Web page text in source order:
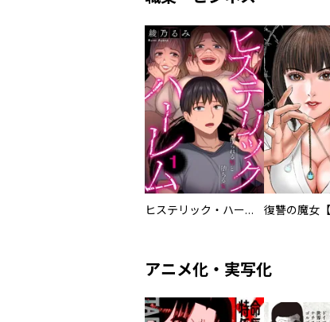
ヒステリック・ハーレム～搾られる男と堕ちる女～【電子単行本版】
アニメ化・実写化